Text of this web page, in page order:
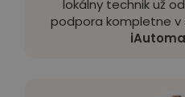
lokálny technik už
podpora kompletne v